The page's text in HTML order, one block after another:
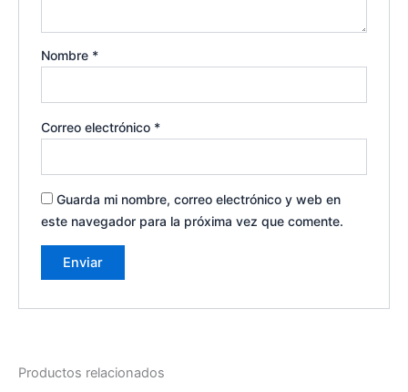
Nombre *
Correo electrónico *
Guarda mi nombre, correo electrónico y web en
este navegador para la próxima vez que comente.
Productos relacionados